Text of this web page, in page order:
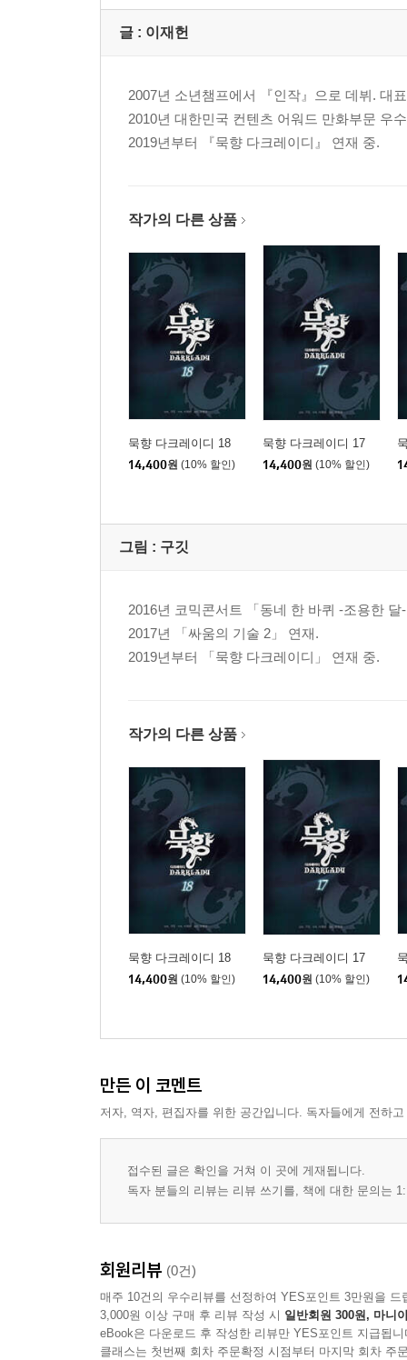
글 : 이재헌
2007년 소년챔프에서 『인작』으로 데뷔. 대
2010년 대한민국 컨텐츠 어워드 만화부문 우
2019년부터 『묵향 다크레이디』 연재 중.
작가의 다른 상품
묵향 다크레이디 18
14,400원 (10% 할인)
묵향 다크레이디 17
14,400원 (10% 할인)
그림 : 구깃
2016년 코믹콘서트 「동네 한 바퀴 -조용한 달
2017년 「싸움의 기술 2」 연재.
2019년부터 「묵향 다크레이디」 연재 중.
작가의 다른 상품
묵향 다크레이디 18
14,400원 (10% 할인)
묵향 다크레이디 17
14,400원 (10% 할인)
만든 이 코멘트
저자, 역자, 편집자를 위한 공간입니다. 독자들에게 전하
접수된 글은 확인을 거쳐 이 곳에 게재됩니다.
독자 분들의 리뷰는 리뷰 쓰기를, 책에 대한 문의는
회원리뷰 (0건)
매주 10건의 우수리뷰를 선정하여 YES포인트 3만원을 드
3,000원 이상 구매 후 리뷰 작성 시 일반회원 300원, 마니
eBook은 다운로드 후 작성한 리뷰만 YES포인트 지급됩니
클래스는 첫번째 회차 주문확정 시점부터 마지막 회차 주